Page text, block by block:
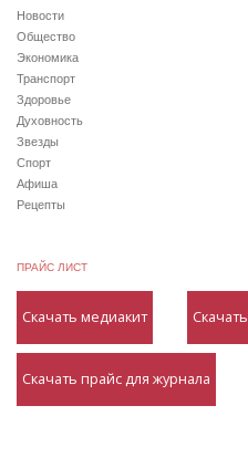
Новости
Общество
Экономика
Транспорт
Здоровье
Духовность
Звезды
Спорт
Афиша
Рецепты
ПРАЙС ЛИСТ
Скачать медиакит
Скачать прайс для журнала